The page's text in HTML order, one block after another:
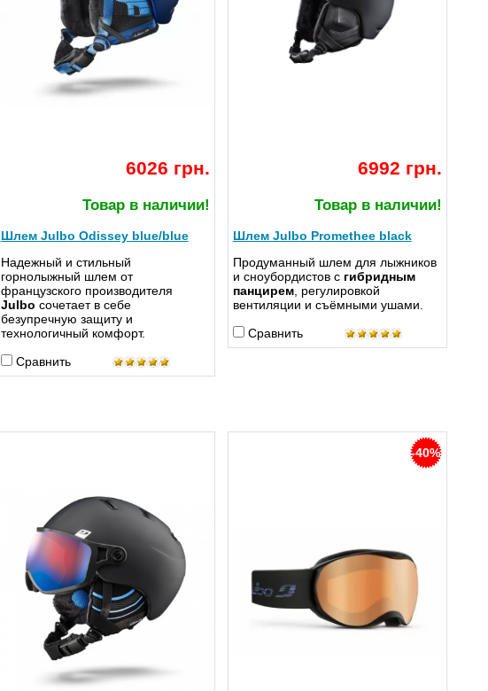
6026 грн.
Товар в наличии!
Шлем Julbo Odissey blue/blue
Надежный и стильный
горнолыжный шлем от
французского производителя
Julbo сочетает в себе
безупречную защиту и
технологичный комфорт.
Сравнить
6992 грн.
Товар в наличии!
Шлем Julbo Promethee black
Продуманный шлем для лыжников
и сноубордистов с гибридным
панцирем, регулировкой
вентиляции и съёмными ушами.
Сравнить
-40%